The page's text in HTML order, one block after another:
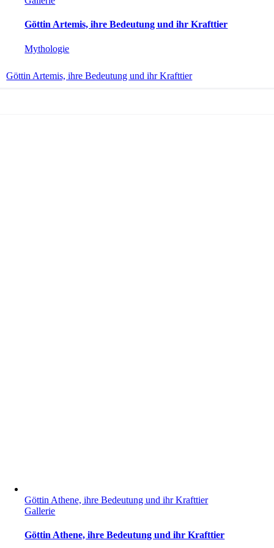
Göttin Artemis, ihre Bedeutung und ihr Krafttier
Mythologie
Göttin Artemis, ihre Bedeutung und ihr Krafttier
Göttin Athene, ihre Bedeutung und ihr Krafttier
Gallerie
Göttin Athene, ihre Bedeutung und ihr Krafttier